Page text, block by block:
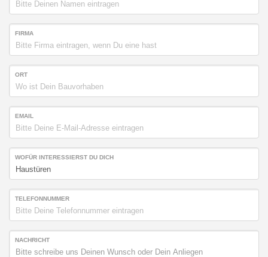
FIRMA
ORT
EMAIL
WOFÜR INTERESSIERST DU DICH
TELEFONNUMMER
NACHRICHT